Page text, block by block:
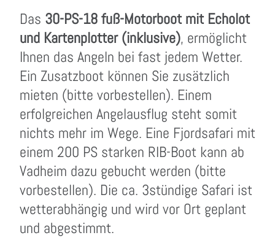
Das 30-PS-18 fuß-Motorboot mit Echolot
und Kartenplotter (inklusive), ermöglicht
Ihnen das Angeln bei fast jedem Wetter.
Ein Zusatzboot können Sie zusätzlich
mieten (bitte vorbestellen). Einem
erfolgreichen Angelausflug steht somit
nichts mehr im Wege. Eine Fjordsafari mit
einem 200 PS starken RIB-Boot kann ab
Vadheim dazu gebucht werden (bitte
vorbestellen). Die ca. 3stündige Safari ist
wetterabhängig und wird vor Ort geplant
und abgestimmt.